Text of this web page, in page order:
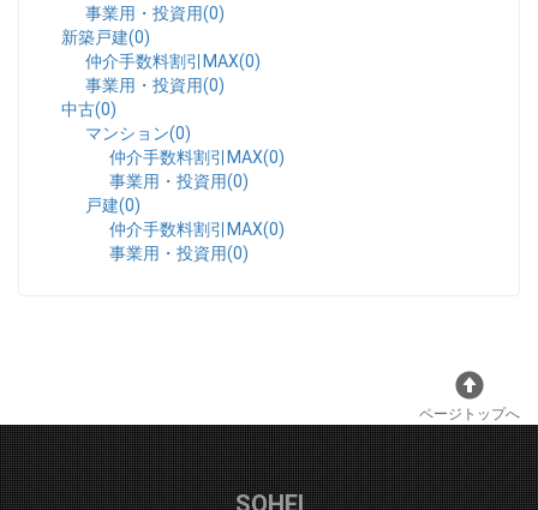
事業用・投資用(0)
新築戸建(0)
仲介手数料割引MAX(0)
事業用・投資用(0)
中古(0)
マンション(0)
仲介手数料割引MAX(0)
事業用・投資用(0)
戸建(0)
仲介手数料割引MAX(0)
事業用・投資用(0)
ページトップへ
SOHEI